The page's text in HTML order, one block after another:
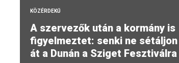
KÖZÉRDEKŰ
A szervezők után a kormány is
figyelmeztet: senki ne sétáljon
át a Dunán a Sziget Fesztiválra